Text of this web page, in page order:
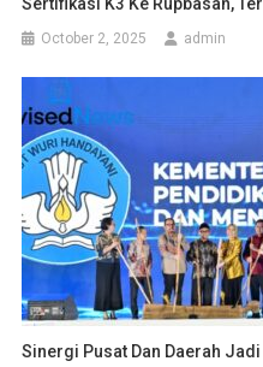
Sertifikasi K3 Ke Rupbasan,
October 2, 2025 admin
Sinergi Pusat Dan Daerah